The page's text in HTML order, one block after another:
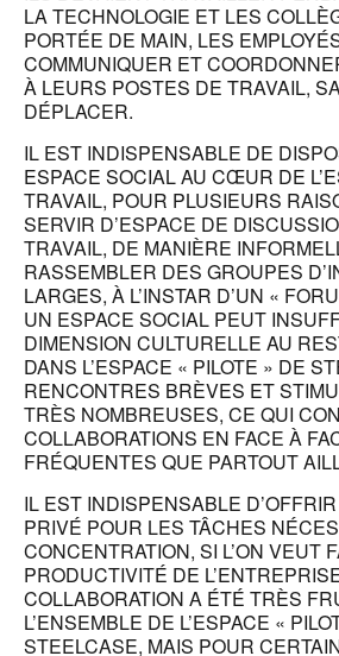
LA TECHNOLOGIE ET LES
PORTÉE DE MAIN, LES
COMMUNIQUER ET
À LEURS POSTES DE TRAVAIL,
DÉPLACER.
IL EST INDISPENSABLE DE
ESPACE SOCIAL AU CŒUR DE
TRAVAIL, POUR PLUSIEURS
SERVIR D’ESPACE DE
TRAVAIL, DE MANIÈRE
RASSEMBLER DES GROUPES
LARGES, À L’INSTAR D’UN «
UN ESPACE SOCIAL PEUT
DIMENSION CULTURELLE AU
DANS L’ESPACE « PILOTE » DE
RENCONTRES BRÈVES ET
TRÈS NOMBREUSES, CE QUI
COLLABORATIONS EN FACE À
FRÉQUENTES QUE PARTOUT
IL EST INDISPENSABLE
PRIVÉ POUR LES TÂCHES
CONCENTRATION, SI L’ON VEUT
PRODUCTIVITÉ DE
COLLABORATION A ÉTÉ TRÈS
L’ENSEMBLE DE L’ESPACE «
STEELCASE, MAIS POUR